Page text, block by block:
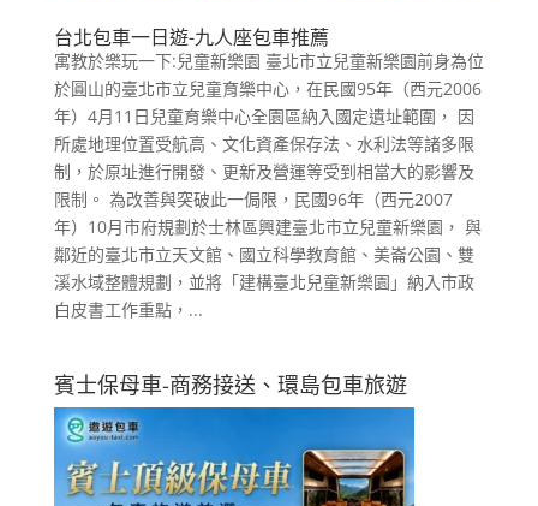
台北包車一日遊-九人座包車推薦
寓教於樂玩一下:兒童新樂園 臺北市立兒童新樂園前身為位
於圓山的臺北市立兒童育樂中心，在民國95年（西元2006
年）4月11日兒童育樂中心全園區納入國定遺址範圍， 因
所處地理位置受航高、文化資產保存法、水利法等諸多限
制，於原址進行開發、更新及營運等受到相當大的影響及
限制。 為改善與突破此一侷限，民國96年（西元2007
年）10月市府規劃於士林區興建臺北市立兒童新樂園， 與
鄰近的臺北市立天文館、國立科學教育館、美崙公園、雙
溪水域整體規劃，並將「建構臺北兒童新樂園」納入市政
白皮書工作重點，...
賓士保母車-商務接送、環島包車旅遊